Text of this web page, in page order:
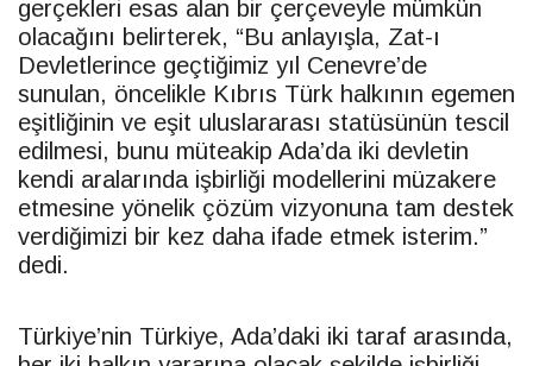
gerçekleri esas alan bir çerçeveyle mümkün
olacağını belirterek, “Bu anlayışla, Zat-ı
Devletlerince geçtiğimiz yıl Cenevre’de
sunulan, öncelikle Kıbrıs Türk halkının egemen
eşitliğinin ve eşit uluslararası statüsünün tescil
edilmesi, bunu müteakip Ada’da iki devletin
kendi aralarında işbirliği modellerini müzakere
etmesine yönelik çözüm vizyonuna tam destek
verdiğimizi bir kez daha ifade etmek isterim.”
dedi.
Türkiye’nin Türkiye, Ada’daki iki taraf arasında,